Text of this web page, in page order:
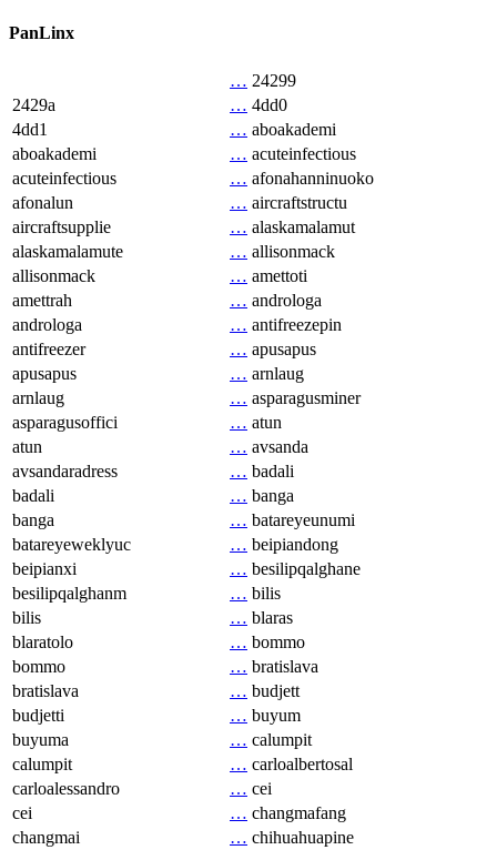
PanLinx
… 24299
2429a
… 4dd0
4dd1
… aboakademi
aboakademi
… acuteinfectious
acuteinfectious
… afonahanninuoko
afonalun
… aircraftstructu
aircraftsupplie
… alaskamalamut
alaskamalamute
… allisonmack
allisonmack
… amettoti
amettrah
… androloga
androloga
… antifreezepin
antifreezer
… apusapus
apusapus
… arnlaug
arnlaug
… asparagusminer
asparagusoffici
… atun
atun
… avsanda
avsandaradress
… badali
badali
… banga
banga
… batareyeunumi
batareyeweklyuc
… beipiandong
beipianxi
… besilipqalghane
besilipqalghanm
… bilis
bilis
… blaras
blaratolo
… bommo
bommo
… bratislava
bratislava
… budjett
budjetti
… buyum
buyuma
… calumpit
calumpit
… carloalbertosal
carloalessandro
… cei
cei
… changmafang
changmai
… chihuahuapine